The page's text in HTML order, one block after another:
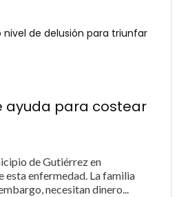
de delusión para triunfar
ayuda para costear
de Gutiérrez en
enfermedad. La familia
necesitan dinero...